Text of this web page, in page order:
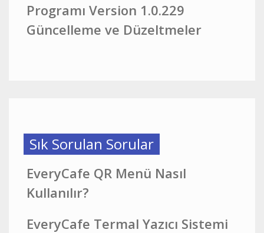
Programı Version 1.0.229
Güncelleme ve Düzeltmeler
Sık Sorulan Sorular
EveryCafe QR Menü Nasıl
Kullanılır?
EveryCafe Termal Yazıcı Sistemi